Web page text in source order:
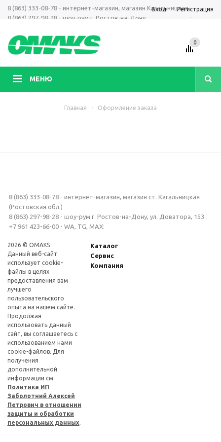
8 (863) 333-08-78 - интернет-магазин, магазин Кагальницкая
8 (863) 297-98-28 - шоу-рум г. Ростов-на-Дону
-
Вход Регистрация
МЕНЮ
0
Главная - Оформление заказа
8 (863) 333-08-78 - интернет-магазин, магазин ст. Кагальницкая
(Ростовская обл.)
8 (863) 297-98-28 - шоу-рум г. Ростов-на-Дону, ул. Доватора, 153
+7 961 423-66-00 - WA, TG, MAX:
2026 © OMAKS
Данный веб-сайт
использует cookie-
файлы в целях
предоставления вам
лучшего
пользовательского
опыта на нашем сайте.
Продолжая
использовать данный
сайт, вы соглашаетесь с
использованием нами
cookie-файлов. Для
получения
дополнительной
информации см.
Политика ИП
Заболотний Алексей
Петрович в отношении
защиты и обработки
персональных данных.
Каталог
Сервис
Компания